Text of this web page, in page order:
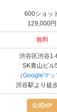
600ショッ
129,000円
無料
渋谷区渋谷1-
SK青山ビル
（Googleマッ
渋谷駅より徒
公式HP